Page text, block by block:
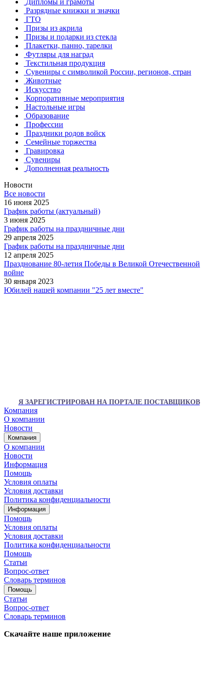
Разрядные книжки и значки
ГТО
Призы из акрила
Призы и подарки из стекла
Плакетки, панно, тарелки
Футляры для наград
Текстильная продукция
Сувениры с символикой России, регионов, стран
Животные
Искусство
Корпоративные мероприятия
Настольные игры
Образование
Профессии
Праздники родов войск
Семейные торжества
Гравировка
Сувениры
Дополненная реальность
Новости
Все новости
16 июня 2025
График работы (актуальный)
3 июня 2025
График работы на праздничные дни
29 апреля 2025
График работы на праздничные дни
12 апреля 2025
Празднование 80-летия Победы в Великой Отечественной
войне
30 января 2023
Юбилей нашей компании "25 лет вместе"
Я ЗАРЕГИСТРИРОВАН НА ПОРТАЛЕ ПОСТАВЩИКОВ
Компания
О компании
Новости
Компания
О компании
Новости
Информация
Помощь
Условия оплаты
Условия доставки
Политика конфиденциальности
Информация
Помощь
Условия оплаты
Условия доставки
Политика конфиденциальности
Помощь
Статьи
Вопрос-ответ
Словарь терминов
Помощь
Статьи
Вопрос-ответ
Словарь терминов
Скачайте наше приложение